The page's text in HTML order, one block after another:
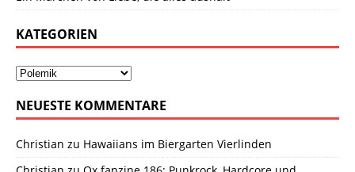
KATEGORIEN
NEUESTE KOMMENTARE
Christian zu Hawaiians im Biergarten Vierlinden